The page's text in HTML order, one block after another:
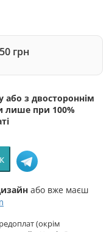
грн
або з двостороннім
лише при 100%
або вже маєш
(окрім